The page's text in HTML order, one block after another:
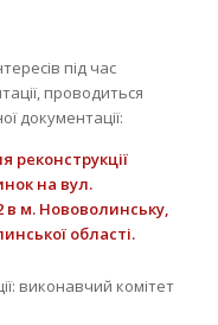
під час
проводиться
документації:
реконструкції
на вул.
в м. Нововолинську,
області.
виконавчий комітет